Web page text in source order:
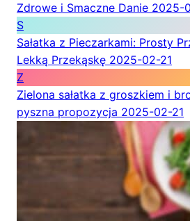
Zdrowe i Smaczne Danie 2025-
S
Sałatka z Pieczarkami: Prosty
Lekką Przekąskę 2025-02-21
Z
Zielona sałatka z groszkiem i
pyszna propozycja 2025-02-21